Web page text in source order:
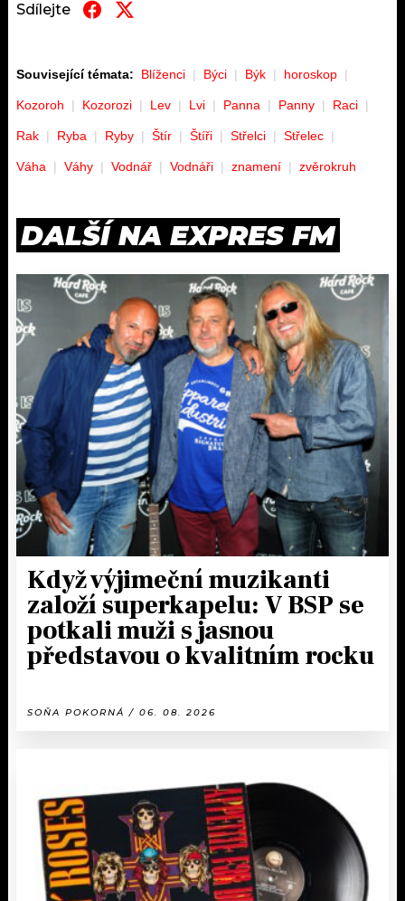
Sdílejte
Související témata: Blíženci Býci Býk horoskop
Kozoroh Kozorozi Lev Lvi Panna Panny Raci
Rak Ryba Ryby Štír Štíři Střelci Střelec
Váha Váhy Vodnář Vodnáři znamení zvěrokruh
DALŠÍ NA EXPRES FM
Když výjimeční muzikanti
založí superkapelu: V BSP se
potkali muži s jasnou
představou o kvalitním rocku
SOŇA POKORNÁ / 06. 08. 2026